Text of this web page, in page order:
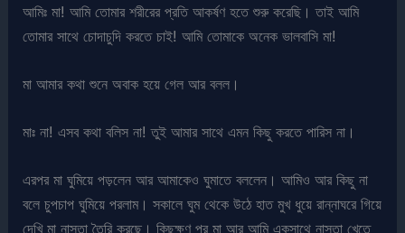
আমিঃ মা! আমি তোমার শরীরের প্রতি আকর্ষণ হতে শুরু করেছি। তাই আমি
তোমার সাথে চোদাচুদি করতে চাই! আমি তোমাকে অনেক ভালবাসি মা!
মা আমার কথা শুনে অবাক হয়ে গেল আর বলল।
মাঃ না! এসব কথা বলিস না! তুই আমার সাথে এমন কিছু করতে পারিস না।
এরপর মা ঘুমিয়ে পড়লেন আর আমাকেও ঘুমাতে বললেন। আমিও আর কিছু না
বলে চুপচাপ ঘুমিয়ে পরলাম। সকালে ঘুম থেকে উঠে হাত মুখ ধুয়ে রান্নাঘরে গিয়ে
দেখি মা নাস্তা তৈরি করছে। কিছুক্ষণ পর মা আর আমি একসাথে নাস্তা খেতে